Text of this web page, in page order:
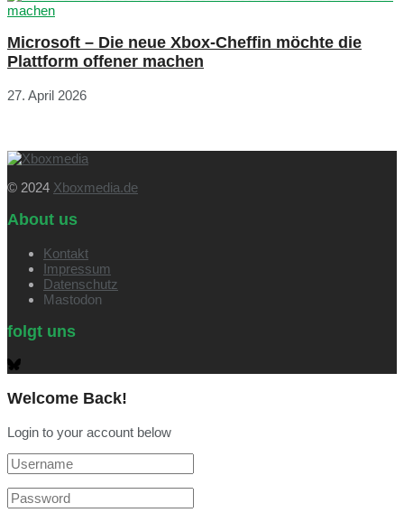
Microsoft – Die neue Xbox-Cheffin möchte die
Plattform offener machen
27. April 2026
© 2024 Xboxmedia.de
About us
Kontakt
Impressum
Datenschutz
Mastodon
folgt uns
Welcome Back!
Login to your account below